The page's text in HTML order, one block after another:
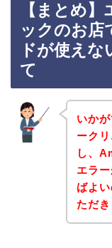
【まとめ
ックのお
ドが使え
て
いか
ーク
し、
エラ
ばよ
ただき